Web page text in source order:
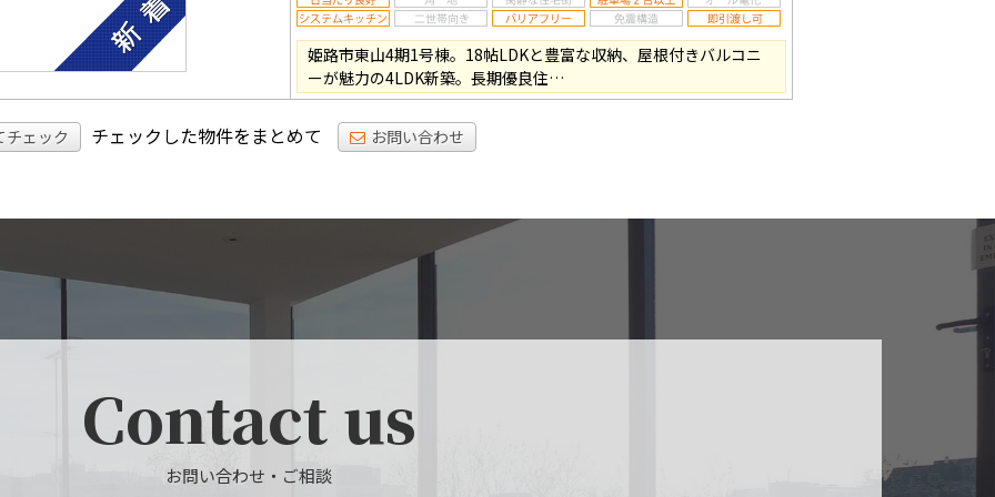
姫路市東山4期1号棟。18帖LDKと豊富な収納、屋根付きバルコニ
ーが魅力の4LDK新築。長期優良住…
チェック チェックした物件をまとめて お問い合わせ
Contact us
お問い合わせ・ご相談